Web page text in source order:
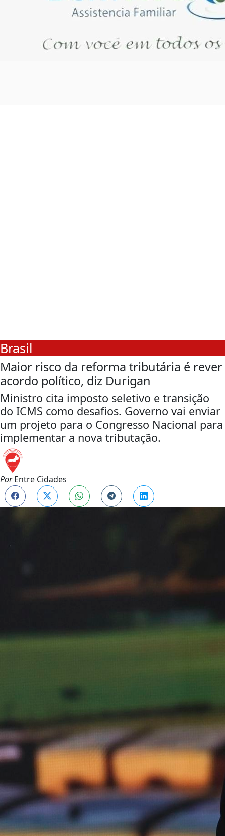
Brasil
Maior risco da reforma tributária é rever
acordo político, diz Durigan
Ministro cita imposto seletivo e transição
do ICMS como desafios. Governo vai enviar
um projeto para o Congresso Nacional para
implementar a nova tributação.
PorEntre Cidades